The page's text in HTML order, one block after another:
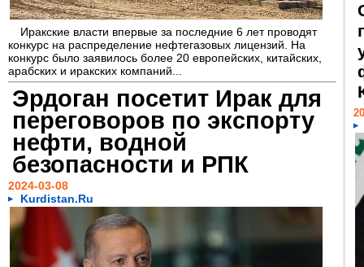
Иракские власти впервые за последние 6 лет проводят
конкурс на распределение нефтегазовых лицензий. На
конкурс было заявилось более 20 европейских, китайских,
арабских и иракских компаний...
Эрдоган посетит Ирак для
переговоров по экспорту
нефти, водной
безопасности и РПК
2024-03-08
Kurdistan.Ru